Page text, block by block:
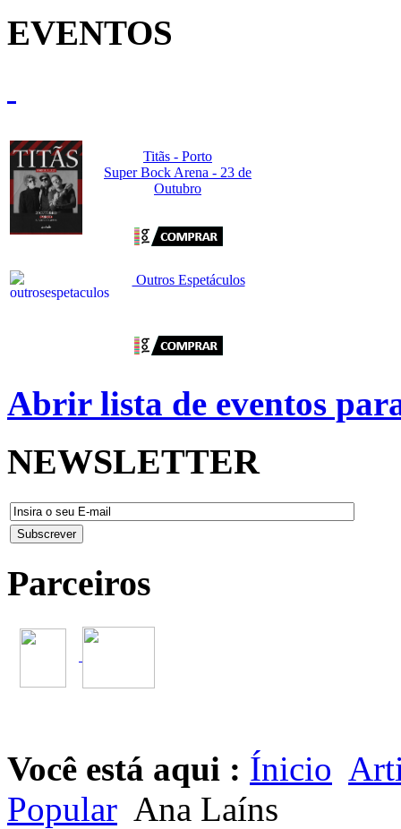
EVENTOS
Titãs - Porto
Super Bock Arena - 23 de
Outubro
Outros Espetáculos
Abrir lista de eventos
NEWSLETTER
Parceiros
Você está aqui : Ínicio
Popular Ana Laíns